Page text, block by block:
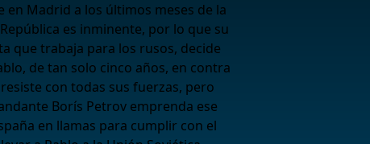
en Madrid a los últimos meses de la
es inminente, por lo que su
que trabaja para los rusos, decide
de tan solo cinco años, en contra
con todas sus fuerzas, pero
Borís Petrov emprenda ese
en llamas para cumplir con el